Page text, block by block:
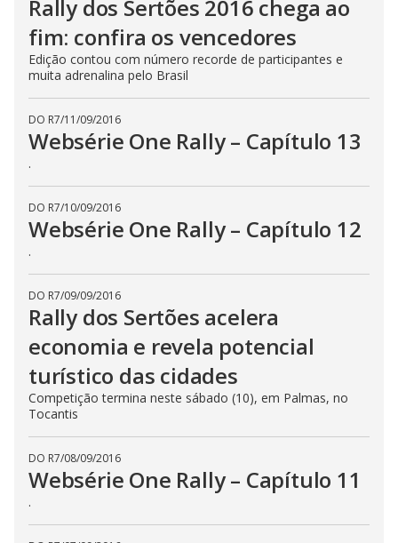
Rally dos Sertões 2016 chega ao
fim: confira os vencedores
Edição contou com número recorde de participantes e
muita adrenalina pelo Brasil
DO R7/11/09/2016
Websérie One Rally – Capítulo 13
.
DO R7/10/09/2016
Websérie One Rally – Capítulo 12
.
DO R7/09/09/2016
Rally dos Sertões acelera
economia e revela potencial
turístico das cidades
Competição termina neste sábado (10), em Palmas, no
Tocantis
DO R7/08/09/2016
Websérie One Rally – Capítulo 11
.